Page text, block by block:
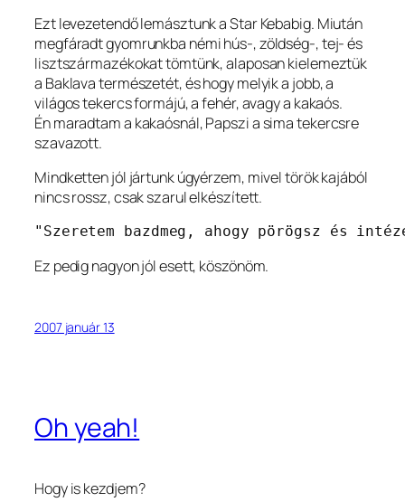
Ezt levezetendő lemásztunk a Star Kebabig. Miután
megfáradt gyomrunkba némi hús-, zöldség-, tej- és
lisztszármazékokat tömtünk, alaposan kielemeztük
a Baklava természetét, és hogy melyik a jobb, a
világos tekercs formájú, a fehér, avagy a kakaós.
Én maradtam a kakaósnál, Papszi a sima tekercsre
szavazott.
Mindketten jól jártunk úgyérzem, mivel török kajából
nincs rossz, csak szarul elkészített.
"Szeretem bazdmeg, ahogy pörögsz és
Ez pedig nagyon jól esett, köszönöm.
2007 január 13
Oh yeah!
Hogy is kezdjem?